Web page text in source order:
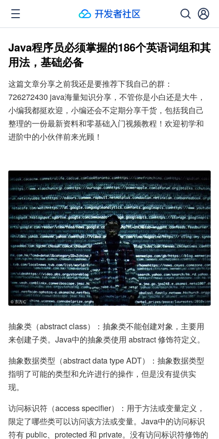
Java程序员必须掌握的186个英语词组和其
用法，基础必备
这篇文章分享之前我还是要推荐下我自己的群：
726272430 java海量知识分享，不管你是小白还是大牛，
小编我都挺欢迎，小编还会不定期分享干货，包括我自己
整理的一份最新资料和零基础入门视频教程！欢迎初学和
进阶中的小伙伴前来光顾！
抽象类（abstract class）：抽象类不能创建对象，主要用
来创建子类。Java中的抽象类使用 abstract 修饰符定义。
抽象数据类型（abstract data type ADT）：抽象数据类型
指明了可能的类型和允许进行的操作，但是没有提供实
现。
访问标识符（access specifier）：用于方法或变量定义，
限定了哪些类可以访问该方法或变量。Java中的访问标识
符有 public、protected 和 private。没有访问标识符修饰的